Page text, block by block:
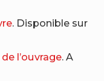
. Disponible sur
l’ouvrage. A